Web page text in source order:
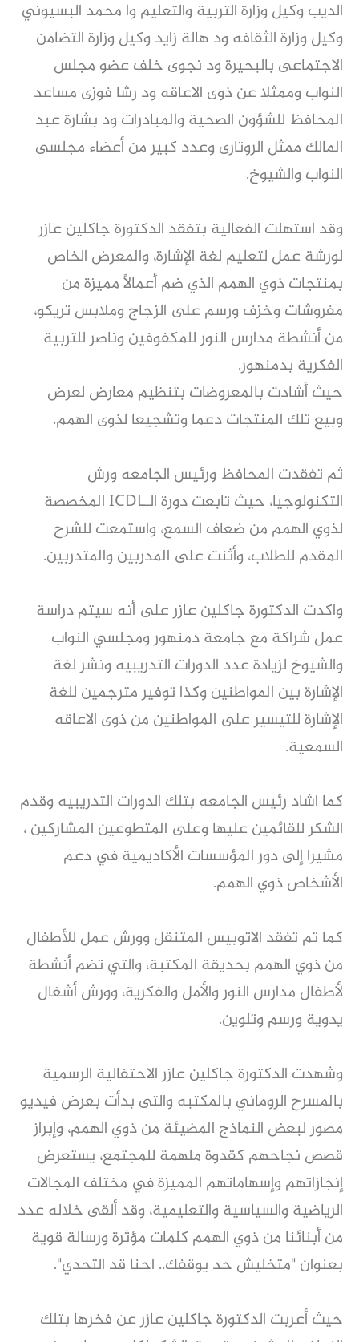
الديب وكيل وزارة التربية والتعليم وا محمد البسيوني
وكيل وزارة الثقافه ود هالة زايد وكيل وزارة التضامن
الاجتماعى بالبحيرة ود نجوى خلف عضو مجلس
النواب وممثلا عن ذوى الاعاقه ود رشا فوزى مساعد
المحافظ للشؤون الصحية والمبادرات ود بشارة عبد
المالك ممثل الروتارى وعدد كبير من أعضاء مجلسى
النواب والشيوخ.
وقد استهلت الفعالية بتفقد الدكتورة جاكلين عازر
لورشة عمل لتعليم لغة الإشارة، والمعرض الخاص
بمنتجات ذوي الهمم الذي ضم أعمالاً مميزة من
مفروشات وخزف ورسم على الزجاج وملابس تريكو،
من أنشطة مدارس النور للمكفوفين وناصر للتربية
الفكرية بدمنهور.
حيث أشادت بالمعروضات بتنظيم معارض لعرض
وبيع تلك المنتجات دعما وتشجيعا لذوى الهمم.
ثم تفقدت المحافظ ورئيس الجامعه ورش
التكنولوجيا، حيث تابعت دورة الـICDL المخصصة
لذوي الهمم من ضعاف السمع، واستمعت للشرح
المقدم للطلاب، وأثنت على المدربين والمتدربين.
واكدت الدكتورة جاكلين عازر على أنه سيتم دراسة
عمل شراكة مع جامعة دمنهور ومجلسي النواب
والشيوخ لزيادة عدد الدورات التدريبيه ونشر لغة
الإشارة بين المواطنين وكذا توفير مترجمين للغة
الإشارة للتيسير على المواطنين من ذوى الاعاقه
السمعية.
كما اشاد رئيس الجامعه بتلك الدورات التدريبيه وقدم
الشكر للقائمين عليها وعلى المتطوعين المشاركين ،
مشيرا إلى دور المؤسسات الأكاديمية في دعم
الأشخاص ذوي الهمم.
كما تم تفقد الاتوبيس المتنقل وورش عمل للأطفال
من ذوي الهمم بحديقة المكتبة، والتي تضم أنشطة
لأطفال مدارس النور والأمل والفكرية، وورش أشغال
يدوية ورسم وتلوين.
وشهدت الدكتورة جاكلين عازر الاحتفالية الرسمية
بالمسرح الروماني بالمكتبه والتى بدأت بعرض فيديو
مصور لبعض النماذج المضيئة من ذوي الهمم، وإبراز
قصص نجاحهم كقدوة ملهمة للمجتمع، يستعرض
إنجازاتهم وإسهاماتهم المميزة في مختلف المجالات
الرياضية والسياسية والتعليمية، وقد ألقى خلاله عدد
من أبنائنا من ذوي الهمم كلمات مؤثرة ورسالة قوية
بعنوان "متخليش حد يوقفك.. احنا قد التحدي".
حيث أعربت الدكتورة جاكلين عازر عن فخرها بتلك